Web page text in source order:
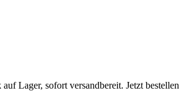
Lager, sofort versandbereit. Jetzt bestellen